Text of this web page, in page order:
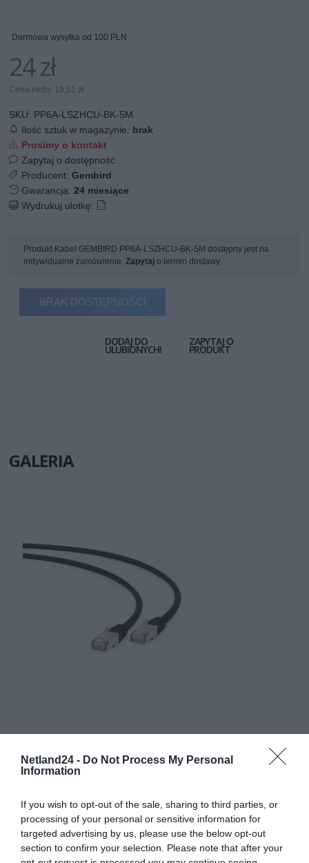
Netland24 - Do Not Process My Personal
Information
If you wish to opt-out of the sale, sharing to third parties, or
processing of your personal or sensitive information for
targeted advertising by us, please use the below opt-out
section to confirm your selection. Please note that after your
Darmowa wysyłka od 100 PLN
24 zł
Cena netto: 19,51 zł
SKU: PP6A-LSZHCU-BK-5M
Ilość sztuk w magazynie: brak
Prosimy o kontakt
Zapytaj o dostępność
Producent:Gembird
Gwarancja:24 miesiące
Wydrukuj ulotkę:
Produkt Kabel GEMBIRD PP6A-LSZHCU-BK-5M dostępny jest na
indywidualne zamówienie.Zapytaj o termin dostawy.
BRAK DOSTĘPNOŚCI
DODAJ DO
ULUBIONYCH!
ZAPYTAJ O
PRODUKT
GALERIA